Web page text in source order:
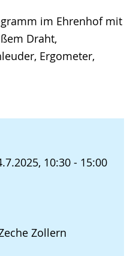
im Ehrenhof mit
Draht,
Ergometer,
10:30 - 15:00
Zollern